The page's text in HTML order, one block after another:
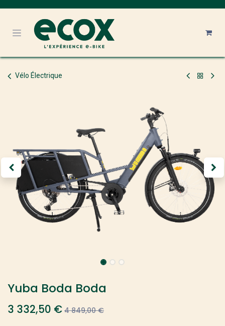
Vélo Électrique
Yuba Boda Boda
3 332,50 € 4 849,00€